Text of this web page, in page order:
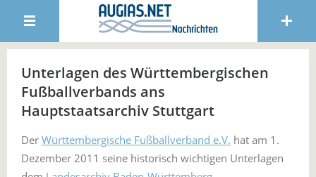
Unterlagen des Württembergischen
Fußballverbands ans
Hauptstaatsarchiv Stuttgart
Der Württembergische Fußballverband e.V. hat am 1.
Dezember 2011 seine historisch wichtigen Unterlagen